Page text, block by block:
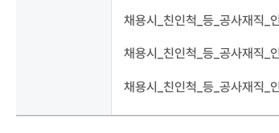
채용시_친인척_등_공사재직_
채용시_친인척_등_공사재직_
채용시_친인척_등_공사재직_